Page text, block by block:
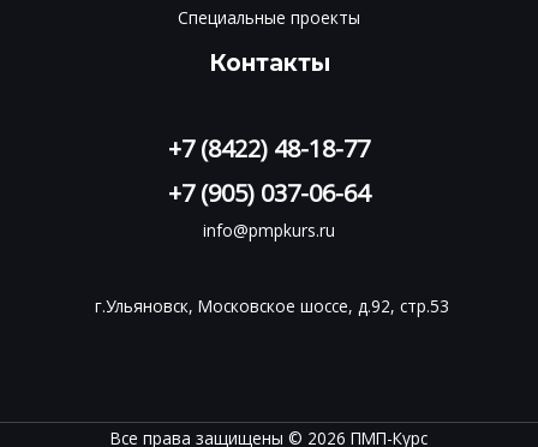
Специальные проекты
Контакты
+7 (8422) 48-18-77
+7 (905) 037-06-64
info@pmpkurs.ru
г.Ульяновск, Московское шоссе, д.92, стр.53
Все права защищены © 2026 ПМП-Курс